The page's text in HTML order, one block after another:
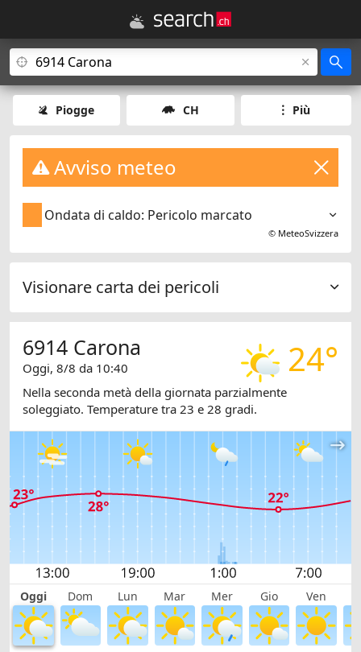
Piogge CH Più
Avviso meteo
Ondata di caldo: Pericolo marcato
© MeteoSvizzera
Visionare carta dei pericoli
24°
6914 Carona
Oggi, 8/8 da 10:40
Nella seconda metà della giornata parzialmente
soleggiato. Temperature tra 23 e 28 gradi.
Oggi Dom Lun Mar Mer Gio Ven